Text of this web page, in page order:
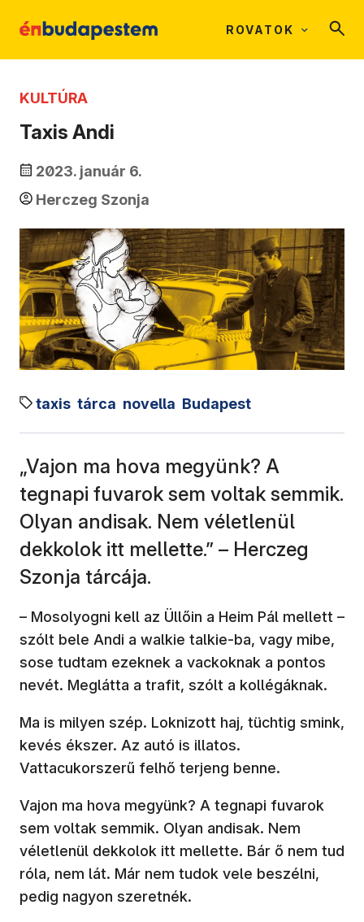
ROVATOK
KULTÚRA
Taxis Andi
2023. január 6.
Herczeg Szonja
taxis tárca novella Budapest
„Vajon ma hova megyünk? A
tegnapi fuvarok sem voltak semmik.
Olyan andisak. Nem véletlenül
dekkolok itt mellette.” – Herczeg
Szonja tárcája.
– Mosolyogni kell az Üllőin a Heim Pál mellett –
szólt bele Andi a walkie talkie-ba, vagy mibe,
sose tudtam ezeknek a vackoknak a pontos
nevét. Meglátta a trafit, szólt a kollégáknak.
Ma is milyen szép. Loknizott haj, tüchtig smink,
kevés ékszer. Az autó is illatos.
Vattacukorszerű felhő terjeng benne.
Vajon ma hova megyünk? A tegnapi fuvarok
sem voltak semmik. Olyan andisak. Nem
véletlenül dekkolok itt mellette. Bár ő nem tud
róla, nem lát. Már nem tudok vele beszélni,
pedig nagyon szeretnék.